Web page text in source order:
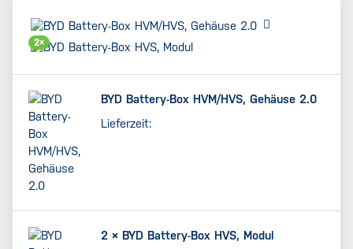
2×
BYD Battery-Box HVM/HVS, Gehäuse 2.0
Lieferzeit:
2 × BYD Battery-Box HVS, Modul